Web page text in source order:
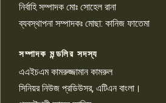
৯
চাঁদাবাজি
১০
নির্বাহি সম্পাদক মোঃ সোহেল রানা
ব্যবস্থাপনা সম্পাদকঃ মোছা: কানিজ ফাতেমা
সম্পাদক মন্ডলির সদস্য
এএইচএম কামরুজ্জামান কামরুল
সিনিয়র নিউজ প্রডিউসর, এটিএন বাংলা।